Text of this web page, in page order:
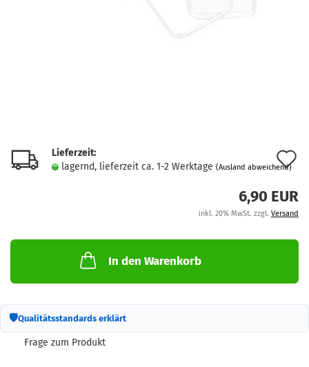
Lieferzeit:
lagernd, lieferzeit ca. 1-2 Werktage (Ausland abweichend)
6,90 EUR
inkl. 20% MwSt. zzgl. Versand
In den Warenkorb
🛡Qualitätsstandards erklärt
Frage zum Produkt